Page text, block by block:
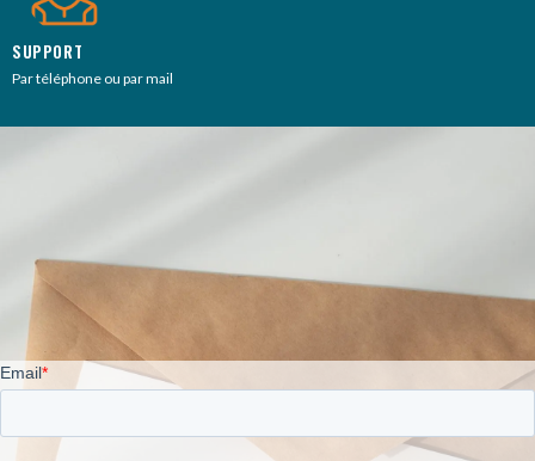
SUPPORT
Par téléphone ou par mail